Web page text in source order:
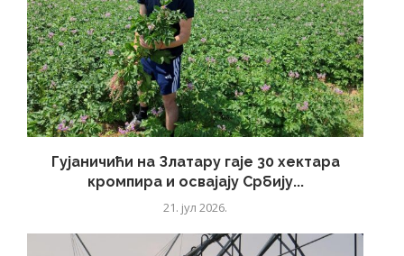
Гујаничићи на Златару гаје 30 хектара
кромпира и освајају Србију...
21. јул 2026.